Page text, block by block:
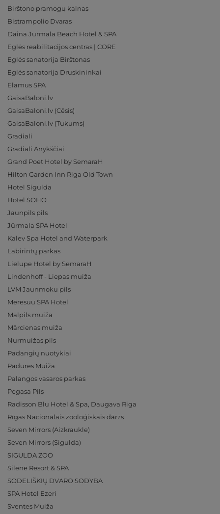
Birštono pramogų kalnas
Bistrampolio Dvaras
Daina Jurmala Beach Hotel & SPA
Eglės reabilitacijos centras | CORE
Eglės sanatorija Birštonas
Eglės sanatorija Druskininkai
Elamus SPA
GaisaBaloni.lv
GaisaBaloni.lv (Cēsis)
GaisaBaloni.lv (Tukums)
Gradiali
Gradiali Anykščiai
Grand Poet Hotel by SemaraH
Hilton Garden Inn Riga Old Town
Hotel Sigulda
Hotel SOHO
Jaunpils pils
Jūrmala SPA Hotel
Kalev Spa Hotel and Waterpark
Labirintų parkas
Lielupe Hotel by SemaraH
Lindenhoff - Liepas muiža
LVM Jaunmoku pils
Meresuu SPA Hotel
Mālpils muiža
Mārcienas muiža
Nurmuižas pils
Padangių nuotykiai
Padures Muiža
Palangos vasaros parkas
Pegasa Pils
Radisson Blu Hotel & Spa, Daugava Riga
Rīgas Nacionālais zooloģiskais dārzs
Seven Mirrors (Aizkraukle)
Seven Mirrors (Sigulda)
SIGULDA ZOO
Silene Resort & SPA
SODELIŠKIŲ DVARO SODYBA
SPA Hotel Ezeri
Sventes Muiža